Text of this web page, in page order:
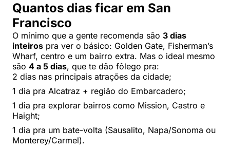
Quantos dias ficar em San
Francisco
O mínimo que a gente recomenda são 3 dias
inteiros pra ver o básico: Golden Gate, Fisherman’s
Wharf, centro e um bairro extra. Mas o ideal mesmo
são 4 a 5 dias, que te dão fôlego pra:
2 dias nas principais atrações da cidade;
1 dia pra Alcatraz + região do Embarcadero;
1 dia pra explorar bairros como Mission, Castro e
Haight;
1 dia pra um bate-volta (Sausalito, Napa/Sonoma ou
Monterey/Carmel).